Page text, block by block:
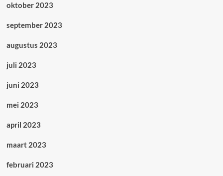
oktober 2023
september 2023
augustus 2023
juli 2023
juni 2023
mei 2023
april 2023
maart 2023
februari 2023